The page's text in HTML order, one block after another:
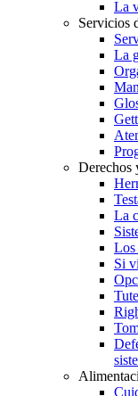
La
Servicios
La
Derechos
La
Los
Si